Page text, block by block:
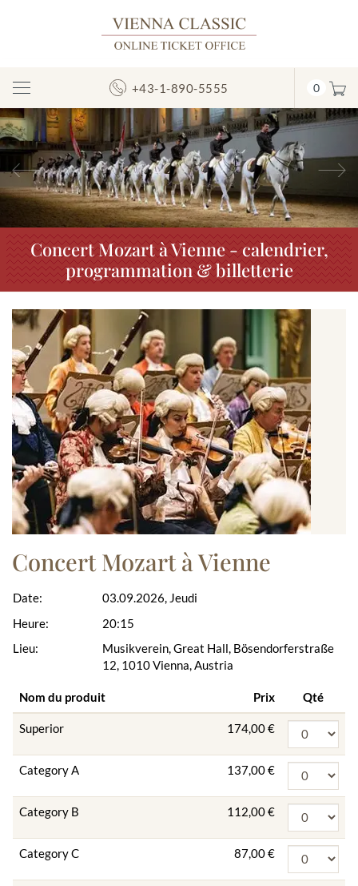
Afficher/masquer
la
navigation
+43-1-890-5555 0
Précédent
Concert Mozart à Vienne - calendrier,
programmation & billetterie
Concert Mozart à Vienne
Date:
Heure:
Lieu:
03.09.2026, Jeudi
20:15
Musikverein, Great Hall, Bösendorferstraße
12, 1010 Vienna, Austria
Nom du produit Prix Qté
Superior 174,00 €
Category A 137,00 €
Category B 112,00 €
Category C 87,00 €